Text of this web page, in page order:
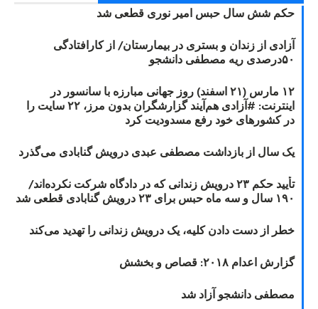
حکم شش سال حبس امیر نوری قطعی شد
آزادی از زندان و بستری در بیمارستان/ از کارافتادگی
۵۰درصدی ریه مصطفی دانشجو
۱۲ مارس (۲۱ اسفند) روز جهانی مبارزه با سانسور در
اینترنت: #آزادی هم‌آیند گزارشگران‌ بدون مرز، ۲۲ سایت را
در کشورهای خود رفع مسدودیت کرد
یک سال از بازداشت مصطفی عبدی درویش گنابادی می‌گذرد
تأیید حکم ۲۳ درویش زندانی که در دادگاه شرکت نکرده‌اند/
۱۹۰ سال و سه ماه حبس برای ۲۳ درویش گنابادی قطعی شد
خطر از دست دادن کلیه، یک درویش زندانی را تهدید می‌کند
گزارش اعدام ۲۰۱۸: قصاص و بخشش
مصطفی دانشجو آزاد شد